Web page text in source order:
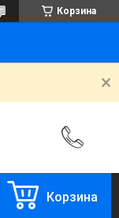
Корзина
Корзина